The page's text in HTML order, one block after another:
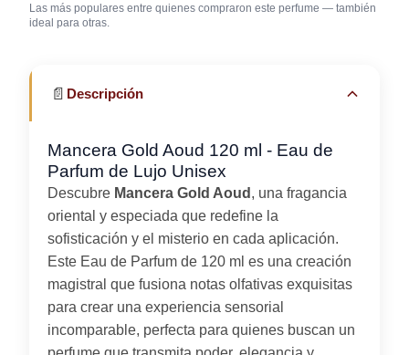
Las más populares entre quienes compraron este perfume — también
ideal para otras.
Cena con amigos
Reuniones
📄 Descripción
Mancera Gold Aoud 120 ml - Eau de
Parfum de Lujo Unisex
Descubre Mancera Gold Aoud , una fragancia
oriental y especiada que redefine la
sofisticación y el misterio en cada aplicación.
Este Eau de Parfum de 120 ml es una creación
magistral que fusiona notas olfativas exquisitas
para crear una experiencia sensorial
incomparable, perfecta para quienes buscan un